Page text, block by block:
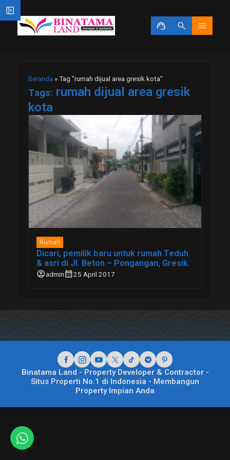
support_agent search menu
Beranda »Tag "rumah dijual area gresik kota"
Tags: rumah dijual area gresik
kota
Rumah
Dicari, pemilik baru untuk rumah Teduh
& asri di Jl. Beton – Pongangan, Gresik.
account_circleadmincalendar_month25 April 2017
left_panel_open
Binatama Land - Property Developer & Contractor -
Situs Properti No.1 di Indonesia - Membangun
Property Impian Anda